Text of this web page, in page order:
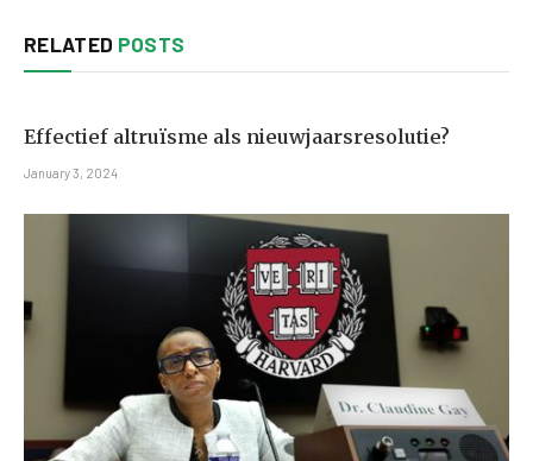
RELATED POSTS
Effectief altruïsme als nieuwjaarsresolutie?
January 3, 2024